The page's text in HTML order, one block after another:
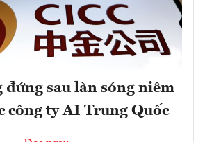
đứng sau làn sóng niêm
công ty AI Trung Quốc